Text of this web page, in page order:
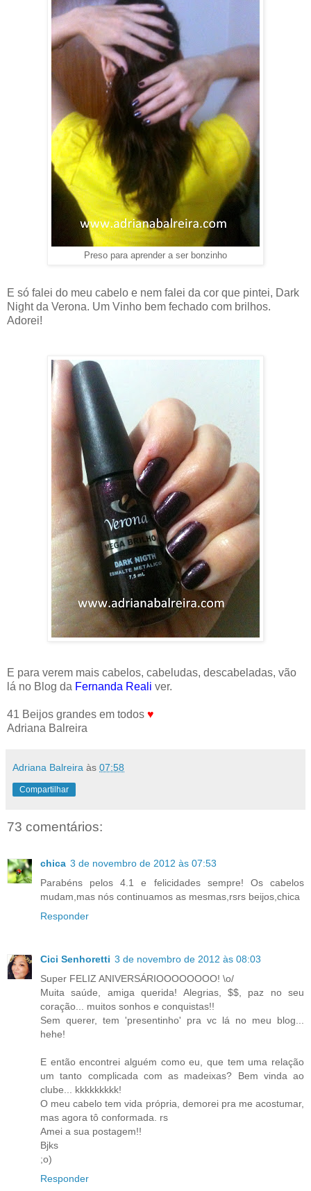
Preso para aprender a ser bonzinho
E só falei do meu cabelo e nem falei da cor que pintei, Dark
Night da Verona. Um Vinho bem fechado com brilhos.
Adorei!
E para verem mais cabelos, cabeludas, descabeladas, vão
lá no Blog da Fernanda Reali ver.
41 Beijos grandes em todos ♥
Adriana Balreira
Adriana Balreira às 07:58
Compartilhar
73 comentários:
chica 3 de novembro de 2012 às 07:53
Parabéns pelos 4.1 e felicidades sempre! Os cabelos
mudam,mas nós continuamos as mesmas,rsrs beijos,chica
Responder
Cici Senhoretti 3 de novembro de 2012 às 08:03
Super FELIZ ANIVERSÁRIOOOOOOOO! \o/
Muita saúde, amiga querida! Alegrias, $$, paz no seu
coração... muitos sonhos e conquistas!!
Sem querer, tem 'presentinho' pra vc lá no meu blog...
hehe!
E então encontrei alguém como eu, que tem uma relação
um tanto complicada com as madeixas? Bem vinda ao
clube... kkkkkkkkk!
O meu cabelo tem vida própria, demorei pra me acostumar,
mas agora tô conformada. rs
Amei a sua postagem!!
Bjks
;o)
Responder